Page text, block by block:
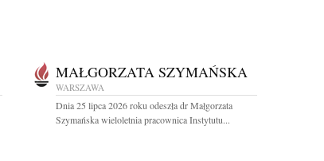
MAŁGORZATA SZYMAŃSKA
WARSZAWA
Dnia 25 lipca 2026 roku odeszła dr Małgorzata
Szymańska wieloletnia pracownica Instytutu...